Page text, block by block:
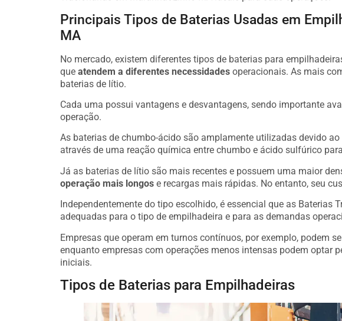
Principais Tipos de Baterias Usadas em
MA
No mercado, existem diferentes tipos de baterias para
que atendem a diferentes necessidades operacionais. As mais
baterias de lítio.
Cada uma possui vantagens e desvantagens, sendo importante
operação.
As baterias de chumbo-ácido são amplamente utilizadas devido ao
através de uma reação química entre chumbo e ácido sulfúrico
Já as baterias de lítio são mais recentes e possuem uma maior
operação mais longos e recargas mais rápidas. No entanto, seu
Independentemente do tipo escolhido, é essencial que as Baterias
adequadas para o tipo de empilhadeira e para as demandas
Empresas que operam em turnos contínuos, por exemplo, podem
enquanto empresas com operações menos intensas podem optar
iniciais.
Tipos de Baterias para Empilhadeiras